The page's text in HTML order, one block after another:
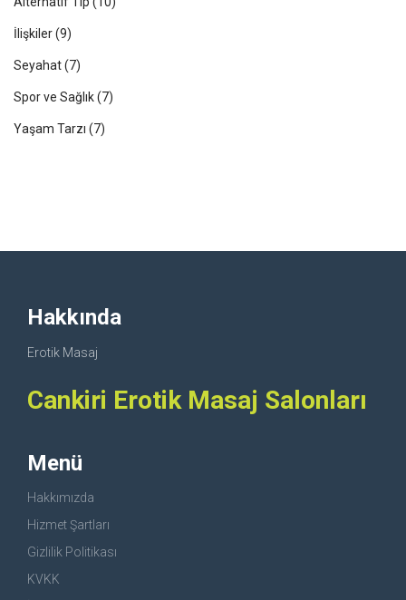
İlişkiler(9)
Seyahat(7)
Spor ve Sağlık(7)
Yaşam Tarzı (7)
Hakkında
Erotik Masaj
Cankiri Erotik Masaj Salonları
Menü
Hakkımızda
Hizmet Şartları
Gizlilik Politikası
KVKK